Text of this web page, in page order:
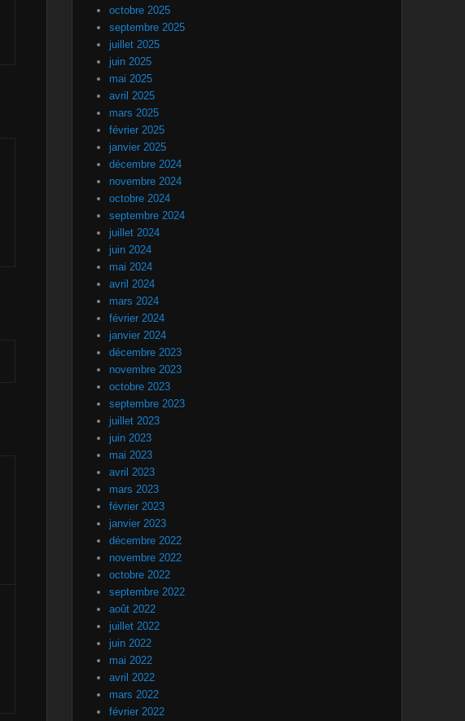
octobre 2025
septembre 2025
juillet 2025
juin 2025
mai 2025
avril 2025
mars 2025
février 2025
janvier 2025
décembre 2024
novembre 2024
octobre 2024
septembre 2024
juillet 2024
juin 2024
mai 2024
avril 2024
mars 2024
février 2024
janvier 2024
décembre 2023
novembre 2023
octobre 2023
septembre 2023
juillet 2023
juin 2023
mai 2023
avril 2023
mars 2023
février 2023
janvier 2023
décembre 2022
novembre 2022
octobre 2022
septembre 2022
août 2022
juillet 2022
juin 2022
mai 2022
avril 2022
mars 2022
février 2022